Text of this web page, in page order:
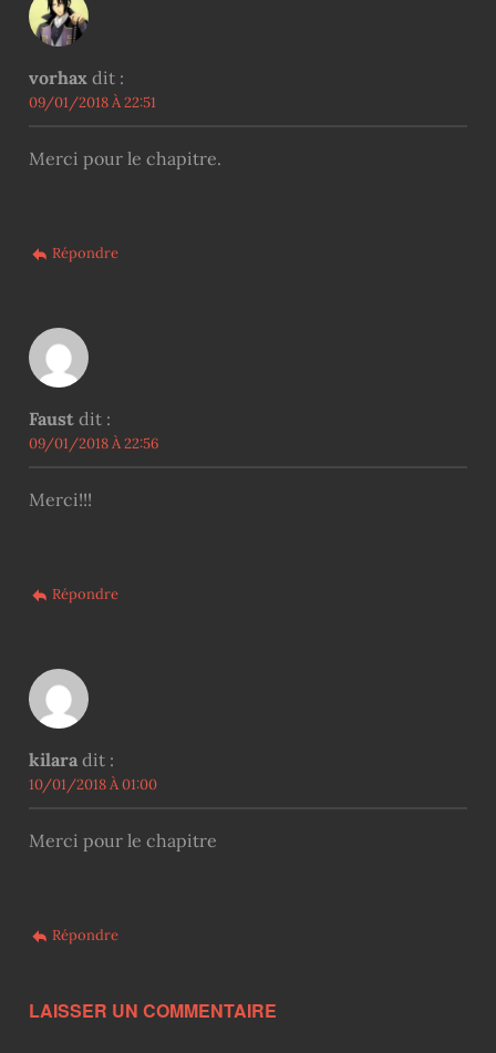
vorhax dit :
09/01/2018 À 22:51
Merci pour le chapitre.
Répondre
Faust dit :
09/01/2018 À 22:56
Merci!!!
Répondre
kilara dit :
10/01/2018 À 01:00
Merci pour le chapitre
Répondre
LAISSER UN COMMENTAIRE